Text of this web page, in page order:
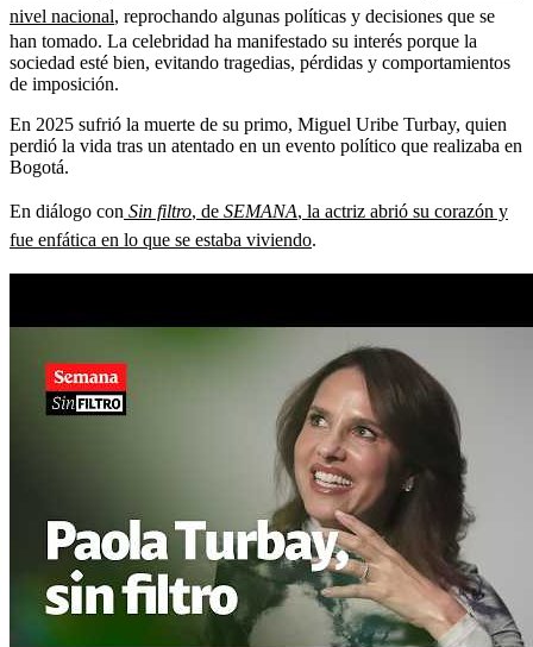
nivel nacional, reprochando algunas políticas y decisiones que se
han tomado. La celebridad ha manifestado su interés porque la
sociedad esté bien, evitando tragedias, pérdidas y comportamientos
de imposición.
En 2025 sufrió la muerte de su primo, Miguel Uribe Turbay, quien
perdió la vida tras un atentado en un evento político que realizaba en
Bogotá.
En diálogo con Sin filtro, de SEMANA, la actriz abrió su corazón y
fue enfática en lo que se estaba viviendo.